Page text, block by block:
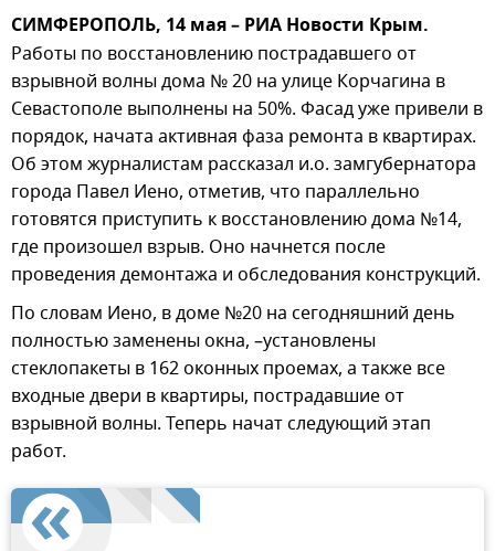
СИМФЕРОПОЛЬ, 14 мая – РИА Новости Крым.
Работы по восстановлению пострадавшего от
взрывной волны дома № 20 на улице Корчагина в
Севастополе выполнены на 50%. Фасад уже привели в
порядок, начата активная фаза ремонта в квартирах.
Об этом журналистам рассказал и.о. замгубернатора
города Павел Иено, отметив, что параллельно
готовятся приступить к восстановлению дома №14,
где произошел взрыв. Оно начнется после
проведения демонтажа и обследования конструкций.
По словам Иено, в доме №20 на сегодняшний день
полностью заменены окна, –установлены
стеклопакеты в 162 оконных проемах, а также все
входные двери в квартиры, пострадавшие от
взрывной волны. Теперь начат следующий этап
работ.